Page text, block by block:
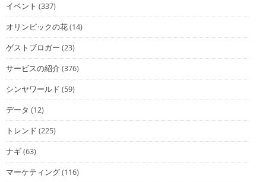
イベント (337)
オリンピックの花(14)
ゲストブロガー (23)
サービスの紹介(376)
シンヤワールド (59)
データ (12)
トレンド (225)
ナギ(63)
マーケティング(116)